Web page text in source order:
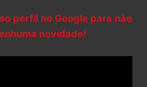
perfil no Google para não
novidade!